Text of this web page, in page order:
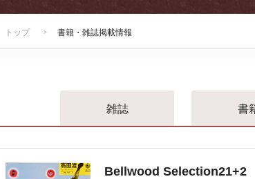
トップ 書籍・雑誌掲載情報
雑誌 書
Bellwood Selection21+2